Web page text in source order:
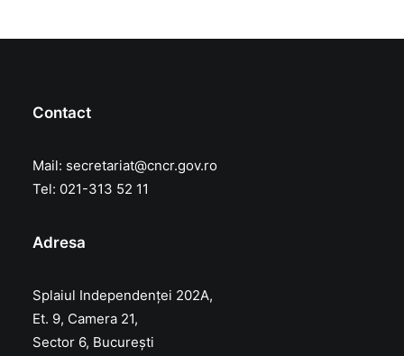
Contact
Mail: secretariat@cncr.gov.ro
Tel: 021-313 52 11
Adresa
Splaiul Independenței 202A,
Et. 9, Camera 21,
Sector 6, București